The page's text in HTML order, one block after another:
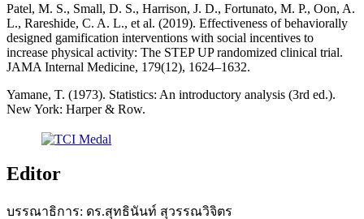
Patel, M. S., Small, D. S., Harrison, J. D., Fortunato, M. P., Oon, A.
L., Rareshide, C. A. L., et al. (2019). Effectiveness of behaviorally
designed gamification interventions with social incentives to
increase physical activity: The STEP UP randomized clinical trial.
JAMA Internal Medicine, 179(12), 1624–1632.
Yamane, T. (1973). Statistics: An introductory analysis (3rd ed.).
New York: Harper & Row.
Editor
บรรณาธิการ: ดร.สุทธินันท์ สุวรรณวิจิตร